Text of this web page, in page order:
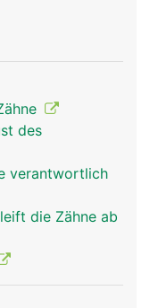
des
verantwortlich
die Zähne ab